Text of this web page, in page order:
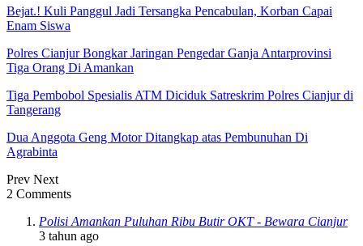
Bejat.! Kuli Panggul Jadi Tersangka Pencabulan, Korban Capai
Enam Siswa
Polres Cianjur Bongkar Jaringan Pengedar Ganja Antarprovinsi
Tiga Orang Di Amankan
Tiga Pembobol Spesialis ATM Diciduk Satreskrim Polres Cianjur di
Tangerang
Dua Anggota Geng Motor Ditangkap atas Pembunuhan Di
Agrabinta
Prev Next
2 Comments
Polisi Amankan Puluhan Ribu Butir OKT - Bewara Cianjur
3 tahun ago